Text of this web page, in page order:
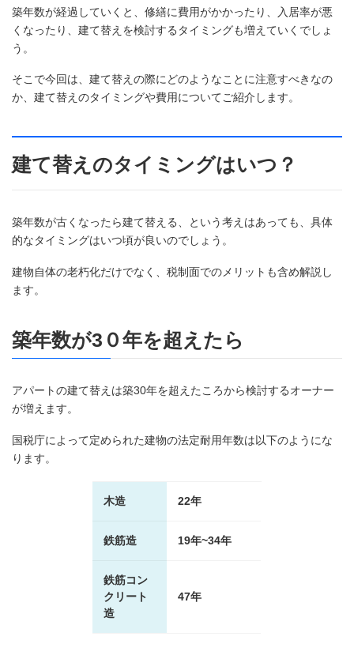
築年数が経過していくと、修繕に費用がかかったり、入居率が悪
くなったり、建て替えを検討するタイミングも増えていくでしょ
う。
そこで今回は、建て替えの際にどのようなことに注意すべきなの
か、建て替えのタイミングや費用についてご紹介します。
建て替えのタイミングはいつ？
築年数が古くなったら建て替える、という考えはあっても、具体
的なタイミングはいつ頃が良いのでしょう。
建物自体の老朽化だけでなく、税制面でのメリットも含め解説し
ます。
築年数が3０年を超えたら
アパートの建て替えは築30年を超えたころから検討するオーナー
が増えます。
国税庁によって定められた建物の法定耐用年数は以下のようにな
ります。
木造 22年
鉄筋造 19年~34年
鉄筋コン
クリート
造
47年